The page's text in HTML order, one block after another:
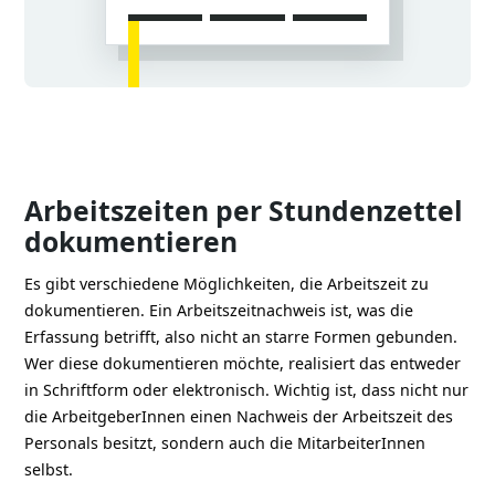
Arbeitszeiten per Stundenzettel
dokumentieren
Es gibt verschiedene Möglichkeiten, die Arbeitszeit zu
dokumentieren. Ein Arbeitszeitnachweis ist, was die
Erfassung betrifft, also nicht an starre Formen gebunden.
Wer diese dokumentieren möchte, realisiert das entweder
in Schriftform oder elektronisch. Wichtig ist, dass nicht nur
die ArbeitgeberInnen einen Nachweis der Arbeitszeit des
Personals besitzt, sondern auch die MitarbeiterInnen
selbst.